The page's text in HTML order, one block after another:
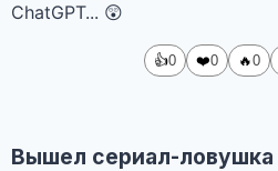
ChatGPT... 😲
👍0 ❤️0 🔥0
Вышел сериал-ловушка